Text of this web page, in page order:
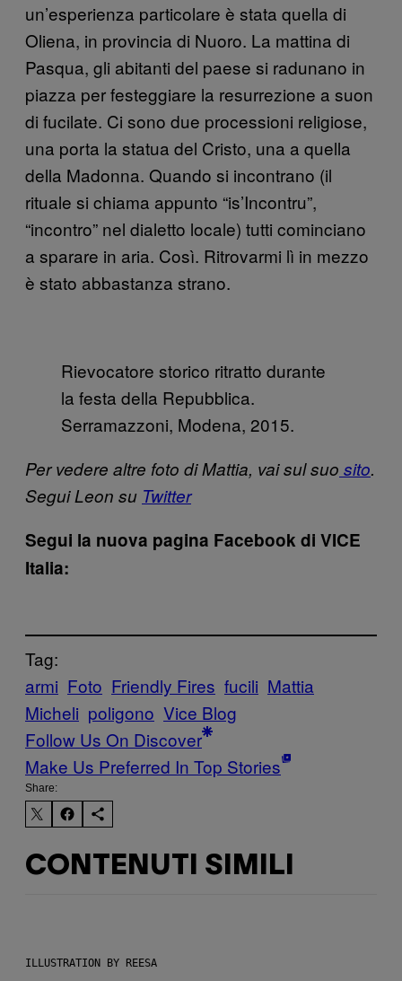
un’esperienza particolare è stata quella di
Oliena, in provincia di Nuoro. La mattina di
Pasqua, gli abitanti del paese si radunano in
piazza per festeggiare la resurrezione a suon
di fucilate. Ci sono due processioni religiose,
una porta la statua del Cristo, una a quella
della Madonna. Quando si incontrano (il
rituale si chiama appunto “is’Incontru”,
“incontro” nel dialetto locale) tutti cominciano
a sparare in aria. Così. Ritrovarmi lì in mezzo
è stato abbastanza strano.
Rievocatore storico ritratto durante
la festa della Repubblica.
Serramazzoni, Modena, 2015.
Per vedere altre foto di Mattia, vai sul suo sito.
Segui Leon su Twitter
Segui la nuova pagina Facebook di VICE
Italia:
Tag:
armi Foto Friendly Fires fucili Mattia
Micheli poligono Vice Blog
Follow Us On Discover
Make Us Preferred In Top Stories
Share:
CONTENUTI SIMILI
ILLUSTRATION BY REESA